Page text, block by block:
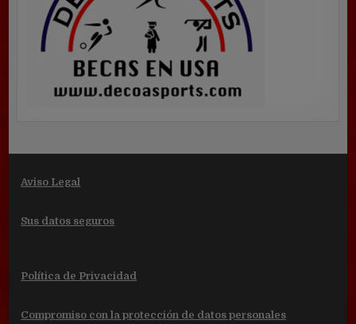
Aviso Legal
Sus datos seguros
Política de Privacidad
Compromiso con la protección de datos personales